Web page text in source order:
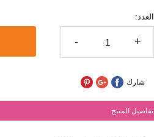
العدد:
- +
شارك
تفاصيل المنتج